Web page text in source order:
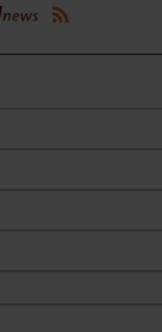
(Öffnet
in
neuen